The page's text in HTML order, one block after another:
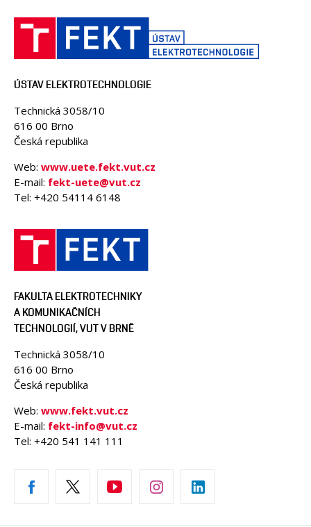
ÚSTAV ELEKTROTECHNOLOGIE
Technická 3058/10
616 00 Brno
Česká republika
Web: www.uete.fekt.vut.cz
E-mail: fekt-uete@vut.cz
Tel: +420 54114 6148
FAKULTA ELEKTROTECHNIKY
A KOMUNIKAČNÍCH
TECHNOLOGIÍ, VUT V BRNĚ
Technická 3058/10
616 00 Brno
Česká republika
Web: www.fekt.vut.cz
E-mail: fekt-info@vut.cz
Tel: +420 541 141 111